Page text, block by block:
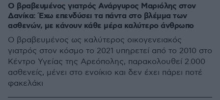
Ο βραβευμένος γιατρός Ανάργυρος Μαριόλης στον
Δανίκα: Έχω επενδύσει τα πάντα στο βλέμμα των
ασθενών, με κάνουν κάθε μέρα καλύτερο άνθρωπο
Ο βραβευμένος ως καλύτερος οικογενειακός
γιατρός στον κόσμο το 2021 υπηρετεί από το 2010 στο
Κέντρο Υγείας της Αρεόπολης, παρακολουθεί 2.000
ασθενείς, μένει στο ενοίκιο και δεν έχει πάρει ποτέ
φακελάκι